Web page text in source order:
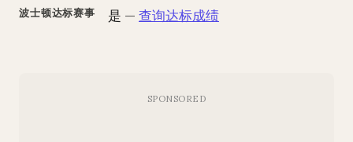
波士顿达标赛事 是 — 查询达标成绩